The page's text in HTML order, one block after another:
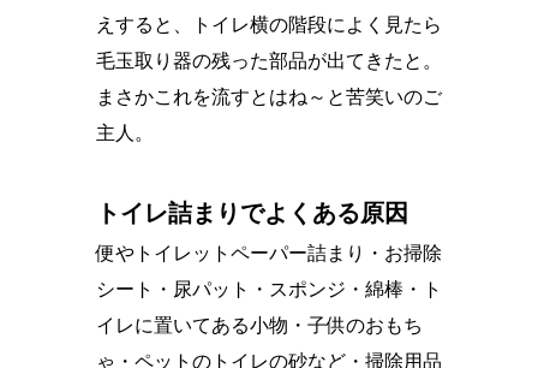
えすると、トイレ横の階段によく見たら
毛玉取り器の残った部品が出てきたと。
まさかこれを流すとはね～と苦笑いのご
主人。
トイレ詰まりでよくある原因
便やトイレットペーパー詰まり・お掃除
シート・尿パット・スポンジ・綿棒・ト
イレに置いてある小物・子供のおもち
ゃ・ペットのトイレの砂など・掃除用品